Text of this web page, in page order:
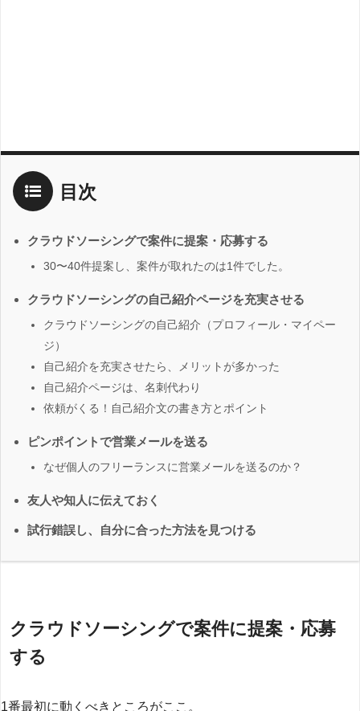
目次
クラウドソーシングで案件に提案・応募する
30〜40件提案し、案件が取れたのは1件でした。
クラウドソーシングの自己紹介ページを充実させる
クラウドソーシングの自己紹介（プロフィール・マイペー
ジ）
自己紹介を充実させたら、メリットが多かった
自己紹介ページは、名刺代わり
依頼がくる！自己紹介文の書き方とポイント
ピンポイントで営業メールを送る
なぜ個人のフリーランスに営業メールを送るのか？
友人や知人に伝えておく
試行錯誤し、自分に合った方法を見つける
クラウドソーシングで案件に提案・応募
する
1番最初に動くべきところがここ。